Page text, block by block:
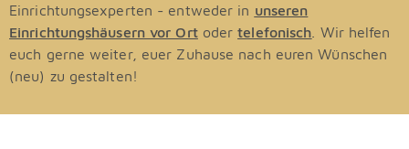
Einrichtungsexperten - entweder in unseren
Einrichtungshäusern vor Ortodertelefonisch . Wir helfen
euch gerne weiter, euer Zuhause nach euren Wünschen
(neu) zu gestalten!